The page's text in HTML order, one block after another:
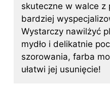
skuteczne w walce z
bardziej
Wystarczy nawilżyć
mydło i delikatnie
szorowania, farba
ułatwi jej usunięcie!